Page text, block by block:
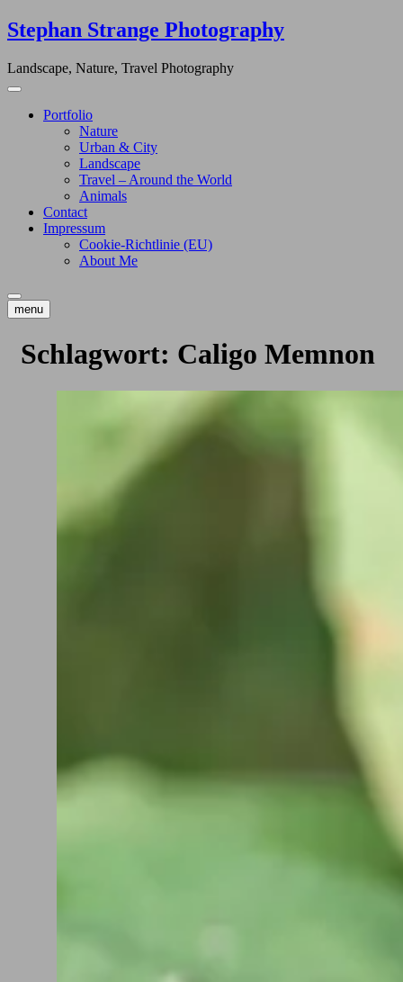
Skip
to
Stephan Strange Photography
Landscape, Nature, Travel Photography
Portfolio
Nature
Urban & City
Landscape
Travel – Around the World
Animals
Contact
Impressum
Cookie-Richtlinie (EU)
About Me
menu
Schlagwort: Caligo Memnon